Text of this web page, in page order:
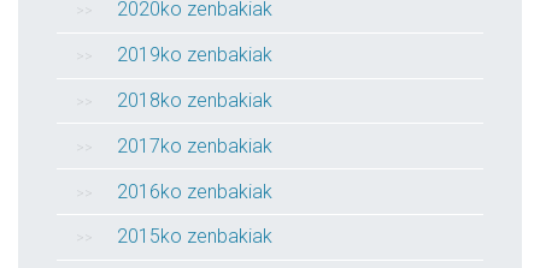
2020ko zenbakiak
2019ko zenbakiak
2018ko zenbakiak
2017ko zenbakiak
2016ko zenbakiak
2015ko zenbakiak